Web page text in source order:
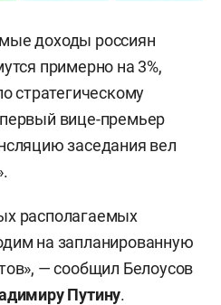
доходы россиян
примерно на 3%,
стратегическому
вице-премьер
заседания вел
располагаемых
на запланированную
— сообщил Белоусов
Путину.